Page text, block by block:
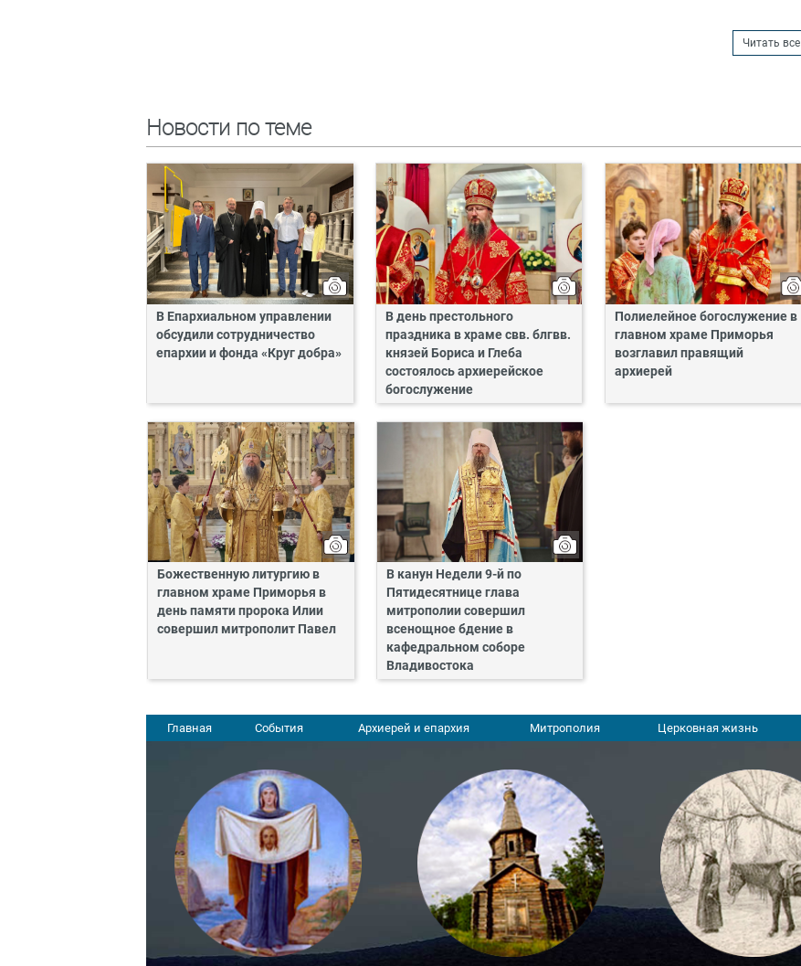
Читать все
Новости по теме
В Епархиальном управлении
обсудили сотрудничество
епархии и фонда «Круг добра»
В день престольного
праздника в храме свв. блгвв.
князей Бориса и Глеба
состоялось архиерейское
богослужение
Полиелейное богослужение в
главном храме Приморья
возглавил правящий
архиерей
Божественную литургию в
главном храме Приморья в
день памяти пророка Илии
совершил митрополит Павел
В канун Недели 9-й по
Пятидесятнице глава
митрополии совершил
всенощное бдение в
кафедральном соборе
Владивостока
Главная События Архиерей и епархия Митрополия Церковная жизнь